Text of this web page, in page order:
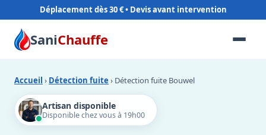
Déplacement dès 30 €
SaniChauffe
Accueil › Détection fuite › Détection fuite Bouwel
Artisan disponible
Disponible chez vous à 19h00